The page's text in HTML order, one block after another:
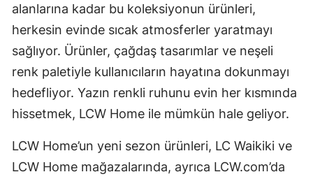
alanlarına kadar bu koleksiyonun ürünleri,
herkesin evinde sıcak atmosferler yaratmayı
sağlıyor. Ürünler, çağdaş tasarımlar ve neşeli
renk paletiyle kullanıcıların hayatına dokunmayı
hedefliyor. Yazın renkli ruhunu evin her kısmında
hissetmek, LCW Home ile mümkün hale geliyor.
LCW Home’un yeni sezon ürünleri, LC Waikiki ve
LCW Home mağazalarında, ayrıca LCW.com’da